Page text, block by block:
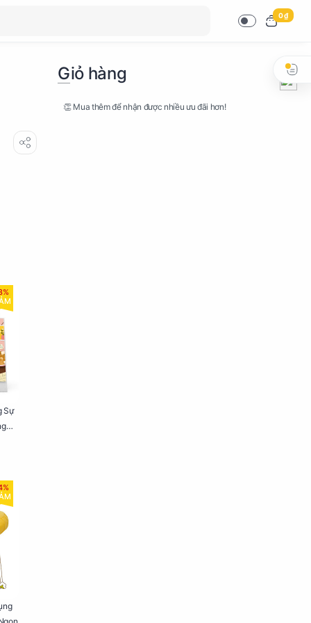
0 ₫
Sự
Giỏ hàng
👏 Mua thêm để nhận được nhiều ưu đãi hơn!